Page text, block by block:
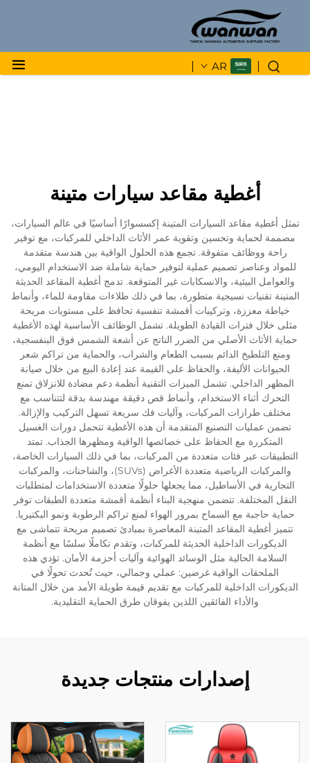
AR
أغطية مقاعد سيارات متينة
تمثل أغطية مقاعد السيارات المتينة إكسسوارًا أساسيًا في عالم السيارات،
مصممة لحماية وتحسين وتقوية عمر الأثاث الداخلي للمركبات، مع توفير
راحة ووظائف متفوقة. تجمع هذه الحلول الواقية بين هندسة متقدمة
للمواد وعناصر تصميم عملية لتوفير حماية شاملة ضد الاستخدام اليومي،
والعوامل البيئية، والانسكابات غير المتوقعة. تدمج أغطية المقاعد الحديثة
المتينة تقنيات نسيجية متطورة، بما في ذلك طلاءات مقاومة للماء، وأنماط
خياطة معززة، وتركيبات أقمشة تنفسية تحافظ على مستويات مريحة
مثلى خلال فترات القيادة الطويلة. تشمل الوظائف الأساسية لهذه الأغطية
حماية الأثاث الأصلي من الضرر الناتج عن أشعة الشمس فوق البنفسجية،
ومنع التلطيخ الدائم بسبب الطعام والشراب، والحماية من تراكم شعر
الحيوانات الأليفة، والحفاظ على القيمة عند إعادة البيع من خلال صيانة
المظهر الداخلي. تشمل الميزات التقنية أنظمة دعم مضادة للانزلاق تمنع
التحرك أثناء الاستخدام، وأنماط قص دقيقة مهندسة بدقة لتتناسب مع
مختلف طرازات المركبات، وآليات فك سريعة تسهل التركيب والإزالة.
تضمن عمليات التصنيع المتقدمة أن هذه الأغطية تتحمل دورات الغسيل
المتكررة مع الحفاظ على خصائصها الواقية ومظهرها الجذاب. تمتد
التطبيقات عبر فئات متعددة من المركبات، بما في ذلك السيارات الخاصة،
والمركبات الرياضية متعددة الأغراض (SUVs)، والشاحنات، والمركبات
التجارية في الأساطيل، مما يجعلها حلولًا متعددة الاستخدامات لمتطلبات
النقل المختلفة. تتضمن منهجية البناء أنظمة أقمشة متعددة الطبقات توفر
حماية حاجبة مع السماح بمرور الهواء لمنع تراكم الرطوبة ونمو البكتيريا.
تتميز أغطية المقاعد المتينة المعاصرة بمبادئ تصميم مريحة تتماشى مع
الديكورات الداخلية الحديثة للمركبات، وتقدم تكاملًا سلسًا مع أنظمة
السلامة الحالية مثل الوسائد الهوائية وآليات أحزمة الأمان. تؤدي هذه
الملحقات الواقية غرضين: عملي وجمالي، حيث تُحدث تحولًا في
الديكورات الداخلية للمركبات مع تقديم قيمة طويلة الأمد من خلال المتانة
والأداء الفائقين اللذين يفوقان طرق الحماية التقليدية.
إصدارات منتجات جديدة